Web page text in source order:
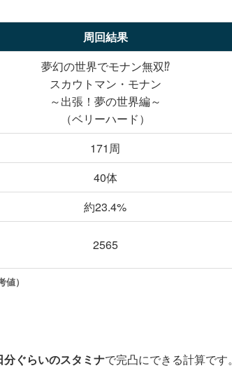
周回結果
夢幻の世界でモナン無双⁉
スカウトマン・モナン
～出張！夢の世界編～
（ベリーハード）
171周
40体
約23.4%
2565
値）
分ぐらいのスタミナで完凸にできる計算です。